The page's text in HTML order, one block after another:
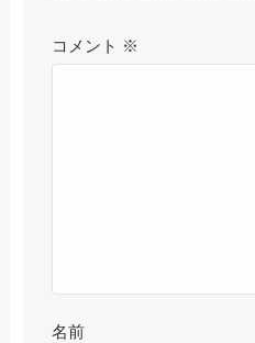
コメント ※
名前